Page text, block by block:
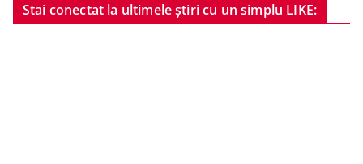
Stai conectat la ultimele știri cu un simplu LIKE: